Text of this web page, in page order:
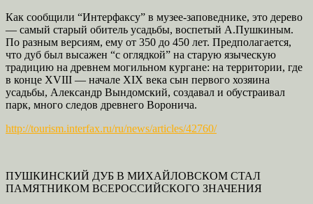
Как сообщили “Интерфаксу” в музее-заповеднике, это дерево
— самый старый обитель усадьбы, воспетый А.Пушкиным.
По разным версиям, ему от 350 до 450 лет. Предполагается,
что дуб был высажен “с оглядкой” на старую языческую
традицию на древнем могильном кургане: на территории, где
в конце XVIII — начале XIX века сын первого хозяина
усадьбы, Александр Вындомский, создавал и обустраивал
парк, много следов древнего Воронича.
http://tourism.interfax.ru/ru/news/articles/42760/
ПУШКИНСКИЙ ДУБ В МИХАЙЛОВСКОМ СТАЛ
ПАМЯТНИКОМ ВСЕРОССИЙСКОГО ЗНАЧЕНИЯ